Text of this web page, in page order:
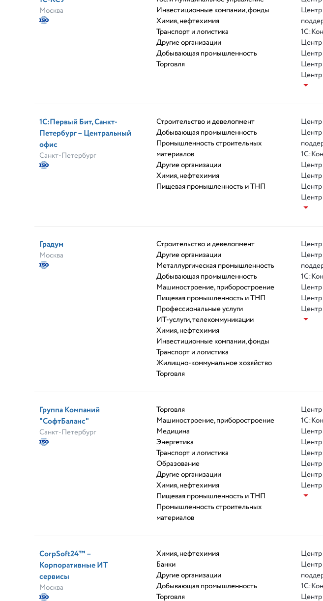
Москва
Инвестиционные компании, фонды
Химия, нефтехимия
Транспорт и логистика
Другие организации
Добывающая промышленность
Торговля
Центр
Центр
Центр
Центр
1С:Первый Бит, Санкт-
Петербург – Центральный
офис
Санкт-Петербург
Строительство и девелопмент
Добывающая промышленность
Промышленность строительных
материалов
Другие организации
Химия, нефтехимия
Пищевая промышленность и ТНП
Центр
Центр
Центр
Центр
Градум
Москва
Строительство и девелопмент
Другие организации
Металлургическая промышленность
Добывающая промышленность
Машиностроение, приборостроение
Пищевая промышленность и ТНП
Профессиональные услуги
ИТ-услуги, телекоммуникации
Химия, нефтехимия
Инвестиционные компании, фонды
Транспорт и логистика
Жилищно-коммунальное хозяйство
Торговля
Центр
Центр
Центр
Группа Компаний
"СофтБаланс"
Санкт-Петербург
Торговля
Машиностроение, приборостроение
Медицина
Энергетика
Транспорт и логистика
Образование
Другие организации
Химия, нефтехимия
Пищевая промышленность и ТНП
Промышленность строительных
материалов
Центр
Центр
Центр
Центр
CorpSoft24™ –
Корпоративные ИТ
сервисы
Москва
Химия, нефтехимия
Банки
Другие организации
Добывающая промышленность
Торговля
Центр